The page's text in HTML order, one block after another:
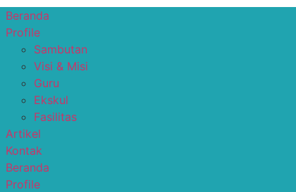
Beranda
Profile
Sambutan
Visi & Misi
Guru
Ekskul
Fasilitas
Artikel
Kontak
Beranda
Profile